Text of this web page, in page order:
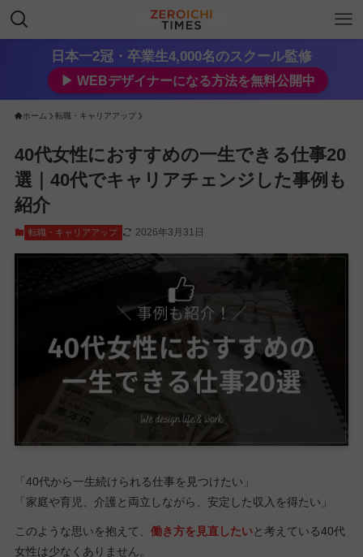
日本一2冠・卒業生4,000名のスクール監修
▶︎ WEBデザイナーになる方法を無料公開中
ホーム 転職・キャリアアップ
40代女性におすすめの一生できる仕事20
選｜40代でキャリアチェンジした事例も
紹介
転職・キャリアアップ 2026年3月31日
「40代から一生続けられる仕事を見つけたい」
「家庭や育児、介護と両立しながら、安定した収入を得たい」
このような思いを抱えて、 働き方を見直したいと考えている40代
女性は少なくありません。